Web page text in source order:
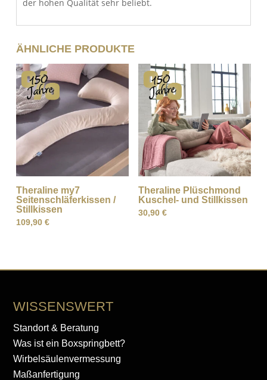
der hohen Qualität sehr beliebt.
ÄHNLICHE PRODUKTE
Theraline my7
Seitenschläferkissen /
Stillkissen
109,90€
Theraline Plüschmond
Kuschel- und Stillkissen
30,90 €
WISSENSWERT
Standort & Beratung
Was ist ein Boxspringbett?
Wirbelsäulenvermessung
Maßanfertigung